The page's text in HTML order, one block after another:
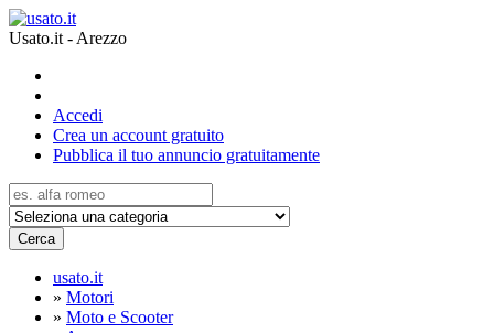
Usato.it - Arezzo
Accedi
Crea un account gratuito
Pubblica il tuo annuncio gratuitamente
Cerca
usato.it
» Motori
» Moto e Scooter